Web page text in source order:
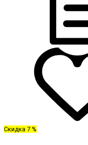
Скидка 7 %